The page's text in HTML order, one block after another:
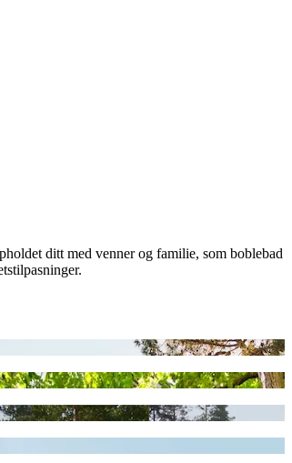
ditt med venner og familie, som boblebad